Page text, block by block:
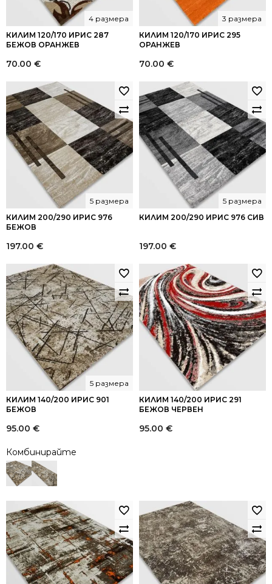
КИЛИМ 120/170 ИРИС 287
БЕЖОВ ОРАНЖЕВ
4 размера
70.00 €
КИЛИМ 120/170 ИРИС 295
ОРАНЖЕВ
3 размера
70.00 €
КИЛИМ 200/290 ИРИС 976
БЕЖОВ
5 размера
197.00 €
КИЛИМ 200/290 ИРИС 976 СИВ
5 размера
197.00 €
КИЛИМ 140/200 ИРИС 901
БЕЖОВ
5 размера
95.00 €
Комбинирайте
КИЛИМ 140/200 ИРИС 291
БЕЖОВ ЧЕРВЕН
95.00 €